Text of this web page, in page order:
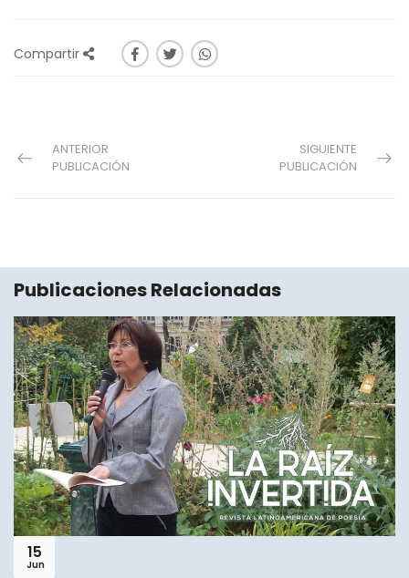
Compartir
ANTERIOR
PUBLICACIÓN
SIGUIENTE
PUBLICACIÓN
Publicaciones Relacionadas
15
Jun